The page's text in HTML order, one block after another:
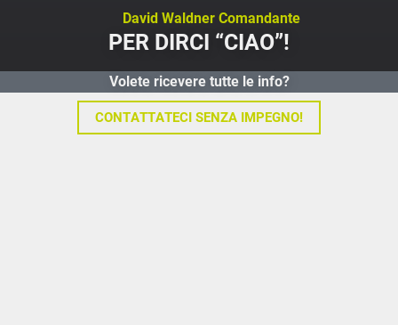
David Waldner Comandante
PER DIRCI “CIAO”!
Volete ricevere tutte le info?
CONTATTATECI SENZA IMPEGNO!